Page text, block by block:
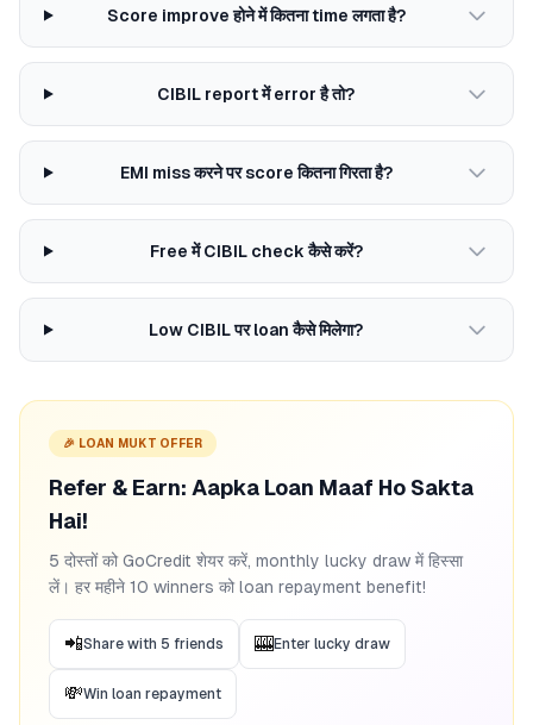
Score improve होने में कितना time लगता है?
CIBIL report में error है तो?
EMI miss करने पर score कितना गिरता है?
Free में CIBIL check कैसे करें?
Low CIBIL पर loan कैसे मिलेगा?
🎉 LOAN MUKT OFFER
Refer & Earn: Aapka Loan Maaf Ho Sakta
Hai!
5 दोस्तों को GoCredit शेयर करें, monthly lucky draw में हिस्सा
लें। हर महीने 10 winners को loan repayment benefit!
📲Share with 5 friends 🎰Enter lucky draw
💸Win loan repayment